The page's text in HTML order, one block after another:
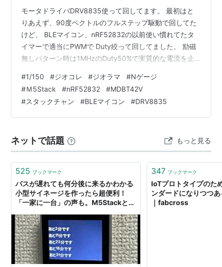
モータドライバDRV8835使って回してます。 最初はと
りあえず、90度ベクトルのフルステップ駆動で回してた
けど、 BLEマイコン、nRF52832の以前使い慣れてたタ
イマーで適当にPWMで Duty絞って回してました。 励磁
無しパターン時は1MHzのDuty50%で実質的な電流を止
をポート2本で回せるので配線が少なくて済み、 いいの
ですが・・・ 今回の工作はいつも以上に消費電流を抑え
ないといけないことになる・・・ たぶん。。。 電池が小
さいので。 なので、ポートは4本使ってハイインピーダ
#1/150 #ジオコレ #ジオラマ #Nゲージ
#Ｍ5Stack #nRF52832 #MDBT42V
#スタックチャン #BLEマイコン #DRV8835
ネットで話題 もっと見る
525 ブックマーク
バスが遅れても何分後に来るかわかる
小型サイネージを作ったら超便利！
「一家に一台」の声も。M5Stackと
347 ブックマーク
IoTプロトタイプのた
ンダードになりつつ
｜fabcross